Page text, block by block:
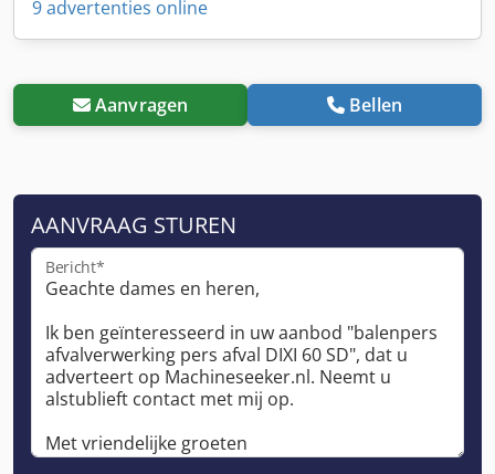
9 advertenties online
Aanvragen Bellen
AANVRAAG STUREN
Bericht*